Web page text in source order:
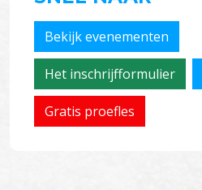
Bekijk evenementen
Het inschrijfformulier
Gratis proefles